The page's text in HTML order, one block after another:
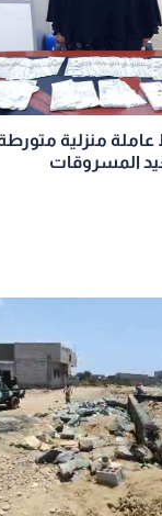
منزلية
المسروقات